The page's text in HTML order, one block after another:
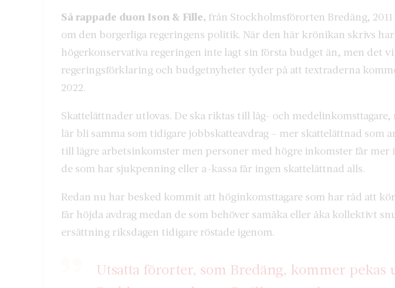
Så rappade duon Ison & Fille, från Stockholmsförorten Bredäng, 2011
om den borgerliga regeringens politik. När den här krönikan skrivs
högerkonservativa regeringen inte lagt sin första budget än, men det
regeringsförklaring och budgetnyheter tyder på att textraderna
2022.
Skattelättnader utlovas. De ska riktas till låg- och
lär bli samma som tidigare jobbskatteavdrag – mer skattelättnad som
till lägre arbetsinkomster men personer med högre inkomster får mer
de som har sjukpenning eller a-kassa får ingen skattelättnad alls.
Redan nu har besked kommit att höginkomsttagare som har råd att
får höjda avdrag medan de som behöver samåka eller åka kollektivt
ersättning riksdagen tidigare röstade igenom.
Utsatta förorter, som Bredäng, kommer pekas